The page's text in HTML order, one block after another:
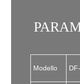
Modello